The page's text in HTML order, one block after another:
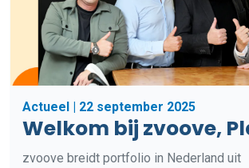
Actueel | 22 september 2025
Welkom bij zvoove,
zvoove breidt portfolio in Nederland uit